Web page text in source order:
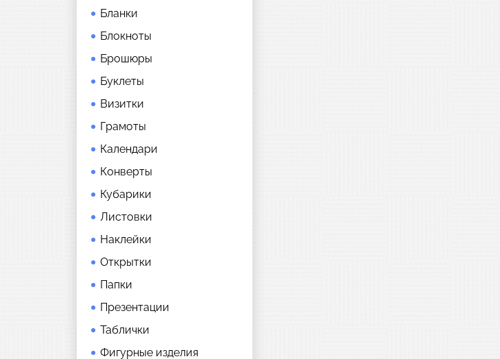
Бланки
Блокноты
Брошюры
Буклеты
Визитки
Грамоты
Календари
Конверты
Кубарики
Листовки
Наклейки
Открытки
Папки
Презентации
Таблички
Фигурные изделия